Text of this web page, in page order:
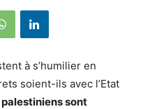
à s’humilier en
soient-ils avec l’Etat
sont